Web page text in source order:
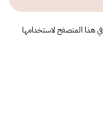
في هذا المتصفح لاستخدامها